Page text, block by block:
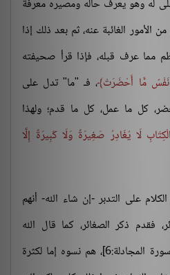
له وهو يعرف حاله ومصيره معرفة
الأمور الغائبة عنه، ثم بعد ذلك إذا
عرف قبله، فإذا قرأ صحيفته
مَّا أَحْضَرَتْ ، فـ "ما" تدل على
كل ما عمل، كل ما قدم؛ ولهذا
لَا يُغَادِرُ صَغِيرَةً وَلَا كَبِيرَةً إِلَّا
على التدبر -إن شاء الله- أنهم
فقدم ذكر الصغائر، كما قال الله
[سورة المجادلة:6]، هم نسوه إما لكثرة